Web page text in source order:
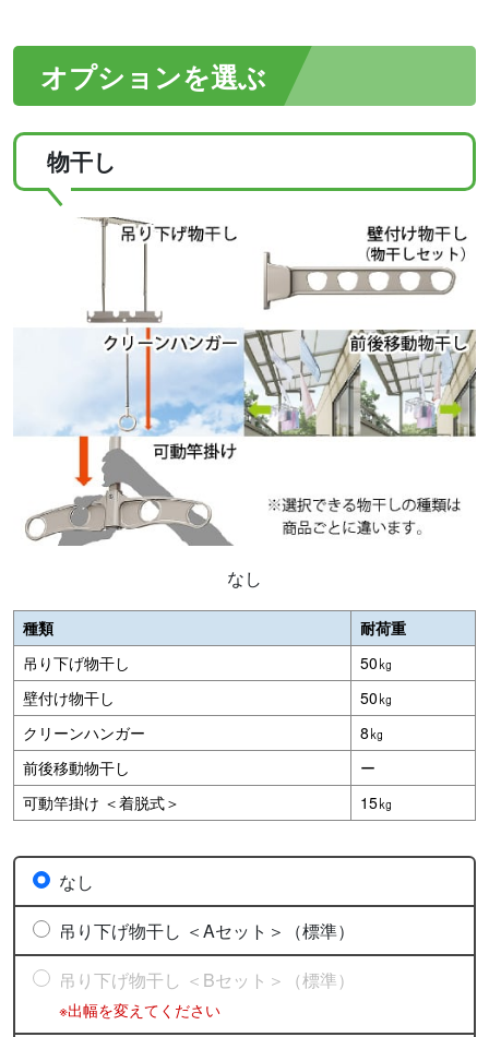
オプションを選ぶ
物干し
なし
種類
耐荷重
吊り下げ物干し
50㎏
壁付け物干し
50㎏
クリーンハンガー
8㎏
前後移動物干し
ー
可動竿掛け ＜着脱式＞
15㎏
なし
吊り下げ物干し ＜Aセット＞（標準）
吊り下げ物干し ＜Bセット＞（標準）
※出幅を変えてください